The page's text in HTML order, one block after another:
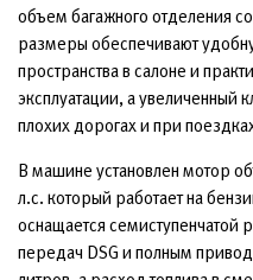
объем багажного отделения
размеры обеспечивают
пространства в салоне и
эксплуатации, а увеличенный
плохих дорогах и при
В машине установлен мотор
л.с. который работает на
оснащается семиступенчатой
передач DSG и полным